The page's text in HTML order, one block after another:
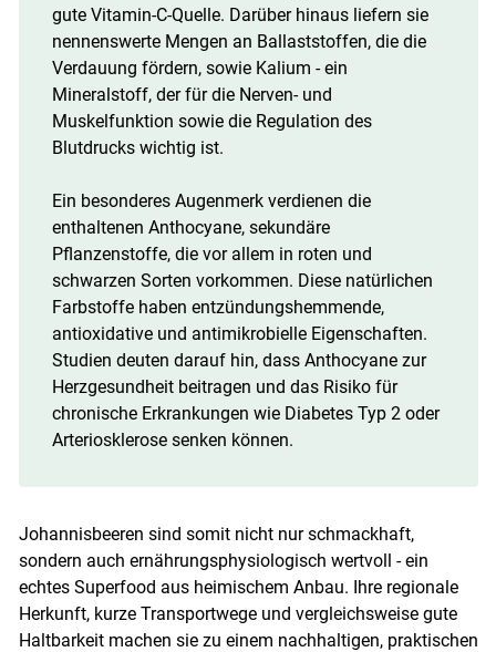
gute Vitamin-C-Quelle. Darüber hinaus liefern sie
nennenswerte Mengen an Ballaststoffen, die die
Verdauung fördern, sowie Kalium - ein
Mineralstoff, der für die Nerven- und
Muskelfunktion sowie die Regulation des
Blutdrucks wichtig ist.
Ein besonderes Augenmerk verdienen die
enthaltenen Anthocyane, sekundäre
Pflanzenstoffe, die vor allem in roten und
schwarzen Sorten vorkommen. Diese natürlichen
Farbstoffe haben entzündungshemmende,
antioxidative und antimikrobielle Eigenschaften.
Studien deuten darauf hin, dass Anthocyane zur
Herzgesundheit beitragen und das Risiko für
chronische Erkrankungen wie Diabetes Typ 2 oder
Arteriosklerose senken können.
​​​​​​​Johannisbeeren sind somit nicht nur schmackhaft,
sondern auch ernährungsphysiologisch wertvoll - ein
echtes Superfood aus heimischem Anbau. Ihre regionale
Herkunft, kurze Transportwege und vergleichsweise gute
Haltbarkeit machen sie zu einem nachhaltigen, praktischen